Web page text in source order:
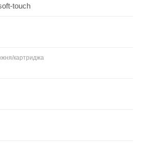
touch
картриджа